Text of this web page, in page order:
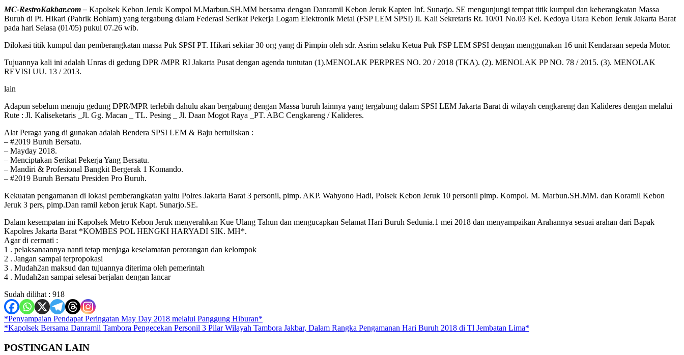
MC-RestroKakbar.com – Kapolsek Kebon Jeruk Kompol M.Marbun.SH.MM bersama dengan Danramil Kebon Jeruk Kapten Inf. Sunarjo. SE mengunjungi tempat titik kumpul dan keberangkatan Massa
Buruh di Pt. Hikari (Pabrik Bohlam) yang tergabung dalam Federasi Serikat Pekerja Logam Elektronik Metal (FSP LEM SPSI) Jl. Kali Sekretaris Rt. 10/01 No.03 Kel. Kedoya Utara Kebon Jeruk Jakarta Barat
pada hari Selasa (01/05) pukul 07.26 wib.
Dilokasi titik kumpul dan pemberangkatan massa Puk SPSI PT. Hikari sekitar 30 org yang di Pimpin oleh sdr. Asrim selaku Ketua Puk FSP LEM SPSI dengan menggunakan 16 unit Kendaraan sepeda Motor.
Tujuannya kali ini adalah Unras di gedung DPR /MPR RI Jakarta Pusat dengan agenda tuntutan (1).MENOLAK PERPRES NO. 20 / 2018 (TKA). (2). MENOLAK PP NO. 78 / 2015. (3). MENOLAK
REVISI UU. 13 / 2013.
lain
Adapun sebelum menuju gedung DPR/MPR terlebih dahulu akan bergabung dengan Massa buruh lainnya yang tergabung dalam SPSI LEM Jakarta Barat di wilayah cengkareng dan Kalideres dengan melalui
Rute : Jl. Kaliseketaris _Jl. Gg. Macan _ TL. Pesing _ Jl. Daan Mogot Raya _PT. ABC Cengkareng / Kalideres.
Alat Peraga yang di gunakan adalah Bendera SPSI LEM & Baju bertuliskan :
– #2019 Buruh Bersatu.
– Mayday 2018.
– Menciptakan Serikat Pekerja Yang Bersatu.
– Mandiri & Profesional Bangkit Bergerak 1 Komando.
– #2019 Buruh Bersatu Presiden Pro Buruh.
Kekuatan pengamanan di lokasi pemberangkatan yaitu Polres Jakarta Barat 3 personil, pimp. AKP. Wahyono Hadi, Polsek Kebon Jeruk 10 personil pimp. Kompol. M. Marbun.SH.MM. dan Koramil Kebon
Jeruk 3 pers, pimp.Dan ramil kebon jeruk Kapt. Sunarjo.SE.
Dalam kesempatan ini Kapolsek Metro Kebon Jeruk menyerahkan Kue Ulang Tahun dan mengucapkan Selamat Hari Buruh Sedunia.1 mei 2018 dan menyampaikan Arahannya sesuai arahan dari Bapak
Kapolres Jakarta Barat *KOMBES POL HENGKI HARYADI SIK. MH*.
Agar di cermati :
1 . pelaksanaannya nanti tetap menjaga keselamatan perorangan dan kelompok
2 . Jangan sampai terpropokasi
3 . Mudah2an maksud dan tujuannya diterima oleh pemerintah
4 . Mudah2an sampai selesai berjalan dengan lancar
Sudah dilihat : 918
Navigasi
pos
*Penyampaian Pendapat Peringatan May Day 2018 melalui Panggung Hiburan*
*Kapolsek Bersama Danramil Tambora Pengecekan Personil 3 Pilar Wilayah Tambora Jakbar, Dalam Rangka Pengamanan Hari Buruh 2018 di Tl Jembatan Lima*
POSTINGAN LAIN